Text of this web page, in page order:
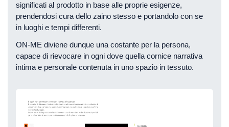
significati al prodotto in base alle proprie esigenze,
prendendosi cura dello zaino stesso e portandolo con se
in luoghi e tempi differenti.
ON-ME diviene dunque una costante per la persona,
capace di rievocare in ogni dove quella cornice narrativa
intima e personale contenuta in uno spazio in tessuto.